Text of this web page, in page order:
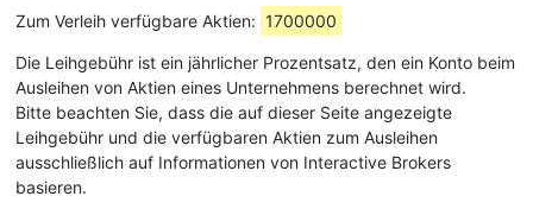
Zum Verleih verfügbare Aktien: 1700000
Die Leihgebühr ist ein jährlicher Prozentsatz, den ein Konto beim
Ausleihen von Aktien eines Unternehmens berechnet wird.
Bitte beachten Sie, dass die auf dieser Seite angezeigte
Leihgebühr und die verfügbaren Aktien zum Ausleihen
ausschließlich auf Informationen von Interactive Brokers
basieren.